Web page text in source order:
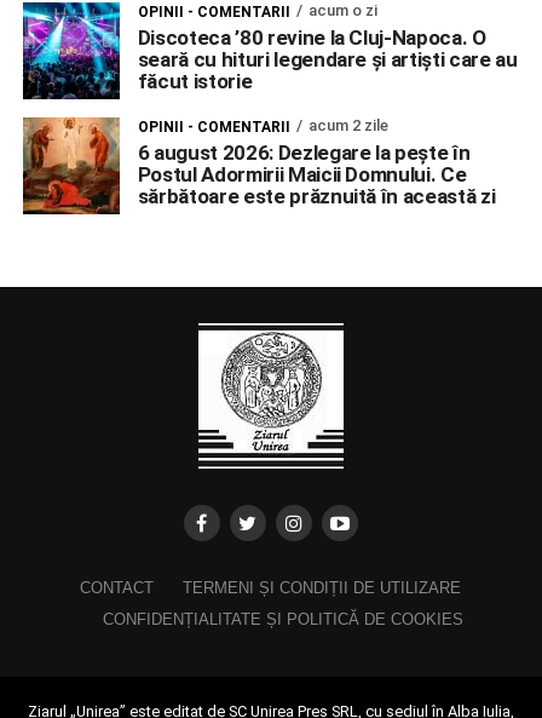
OPINII - COMENTARII acum o zi
Discoteca ’80 revine la Cluj-Napoca. O
seară cu hituri legendare și artiști care au
făcut istorie
OPINII - COMENTARII acum 2 zile
6 august 2026: Dezlegare la pește în
Postul Adormirii Maicii Domnului. Ce
sărbătoare este prăznuită în această zi
CONTACT
TERMENI ȘI CONDIȚII DE UTILIZARE
CONFIDENȚIALITATE ȘI POLITICĂ DE COOKIES
Ziarul „Unirea” este editat de SC Unirea Pres SRL, cu sediul în Alba Iulia,